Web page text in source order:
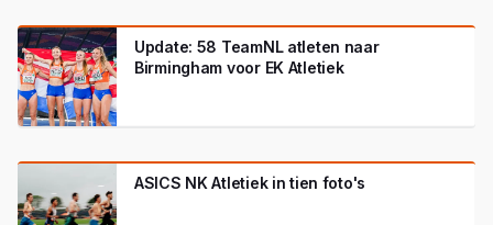
Update: 58 TeamNL atleten naar
Birmingham voor EK Atletiek
ASICS NK Atletiek in tien foto's